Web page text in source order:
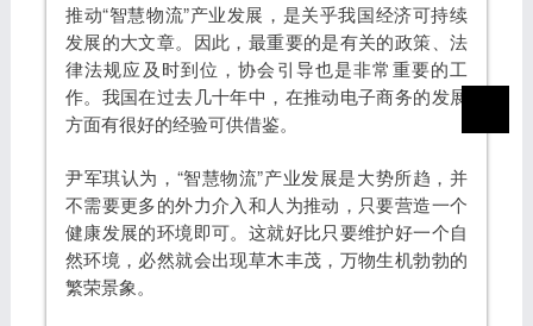
推动“智慧物流”产业发展，是关乎我国经济可持续
发展的大文章。因此，最重要的是有关的政策、法
律法规应及时到位，协会引导也是非常重要的工
作。我国在过去几十年中，在推动电子商务的发展
方面有很好的经验可供借鉴。
尹军琪认为，“智慧物流”产业发展是大势所趋，并
不需要更多的外力介入和人为推动，只要营造一个
健康发展的环境即可。这就好比只要维护好一个自
然环境，必然就会出现草木丰茂，万物生机勃勃的
繁荣景象。